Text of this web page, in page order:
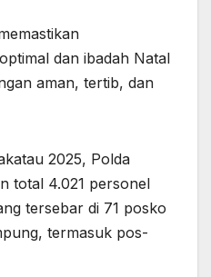
dan ibadah Natal
aman, tertib, dan
2025, Polda
total 4.021 personel
tersebar di 71 posko
termasuk pos-